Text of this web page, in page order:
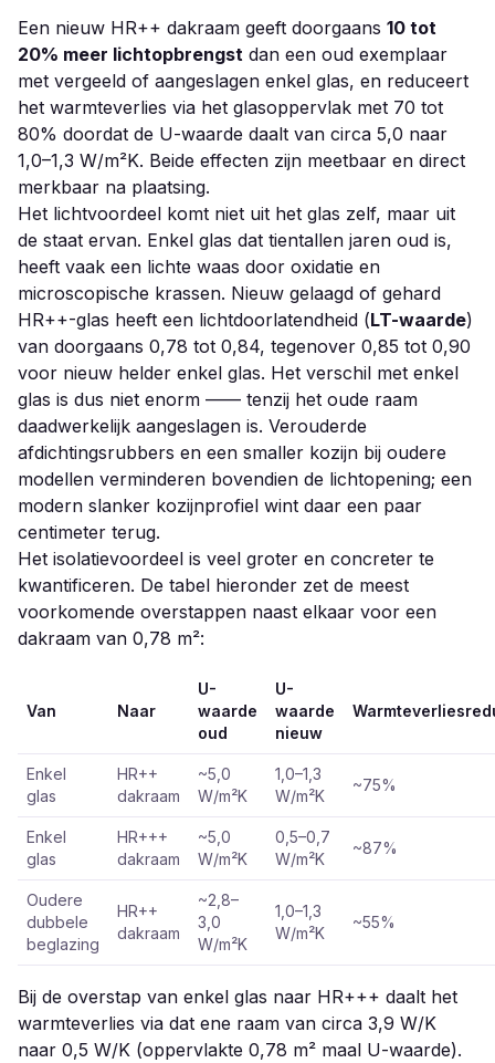
Een nieuw HR++ dakraam geeft doorgaans 10 tot
20% meer lichtopbrengst dan een oud exemplaar
met vergeeld of aangeslagen enkel glas, en reduceert
het warmteverlies via het glasoppervlak met 70 tot
80% doordat de U-waarde daalt van circa 5,0 naar
1,0–1,3 W/m²K. Beide effecten zijn meetbaar en direct
merkbaar na plaatsing.
Het lichtvoordeel komt niet uit het glas zelf, maar uit
de staat ervan. Enkel glas dat tientallen jaren oud is,
heeft vaak een lichte waas door oxidatie en
microscopische krassen. Nieuw gelaagd of gehard
HR++-glas heeft een lichtdoorlatendheid (LT-waarde)
van doorgaans 0,78 tot 0,84, tegenover 0,85 tot 0,90
voor nieuw helder enkel glas. Het verschil met enkel
glas is dus niet enorm —— tenzij het oude raam
daadwerkelijk aangeslagen is. Verouderde
afdichtingsrubbers en een smaller kozijn bij oudere
modellen verminderen bovendien de lichtopening; een
modern slanker kozijnprofiel wint daar een paar
centimeter terug.
Het isolatievoordeel is veel groter en concreter te
kwantificeren. De tabel hieronder zet de meest
voorkomende overstappen naast elkaar voor een
dakraam van 0,78 m²:
Van Naar
U-
waarde
oud
U-
waarde
nieuw
Enkel
glas
HR++
dakraam
~5,0
W/m²K
1,0–1,3
W/m²K
~75%
Enkel
glas
HR+++
dakraam
~5,0
W/m²K
0,5–0,7
W/m²K
~87%
Oudere
dubbele
beglazing
HR++
dakraam
~2,8–
3,0
W/m²K
1,0–1,3
W/m²K
~55%
Bij de overstap van enkel glas naar HR+++ daalt het
warmteverlies via dat ene raam van circa 3,9 W/K
naar 0,5 W/K (oppervlakte 0,78 m² maal U-waarde).